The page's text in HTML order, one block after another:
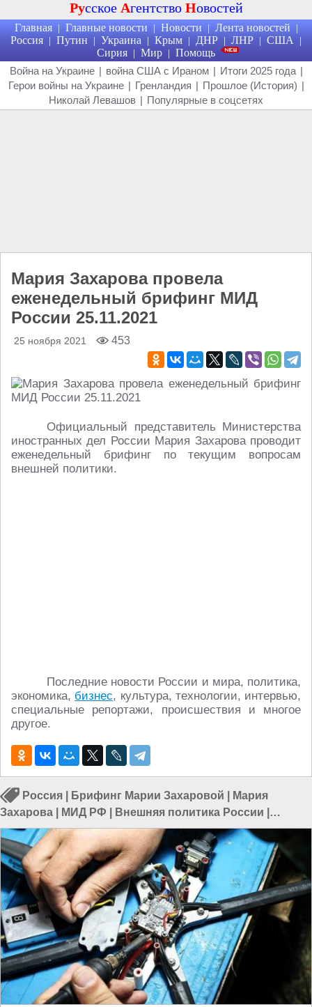
Русское Агентство Новостей
Главная | Главные новости | Новости | Лента новостей |
Россия | Путин | Украина | Крым | ДНР | ЛНР | США |
Сирия | Мир | Помощь
Война на Украине | война США с Ираном | Итоги 2025 года |
Герои войны на Украине | Гренландия | Прошлое (История) |
Николай Левашов | Популярные в соцсетях
Мария Захарова провела
еженедельный брифинг МИД
России 25.11.2021
25 ноября 2021 453
Официальный представитель Министерства
иностранных дел России Мария Захарова проводит
еженедельный брифинг по текущим вопросам
внешней политики.
Последние новости России и мира, политика,
экономика, бизнес, культура, технологии, интервью,
специальные репортажи, происшествия и многое
другое.
Россия Брифинг Марии Захаровой
Мария
Захарова
МИД РФ Внешняя политика России
Брифинг МИД РФ|События в России|Политика в
России